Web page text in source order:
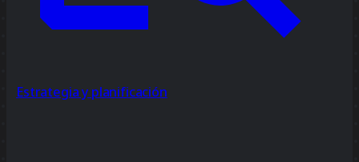
Estrategia y planificación